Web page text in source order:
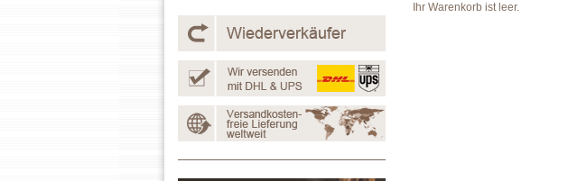
Ihr Warenkorb ist leer.